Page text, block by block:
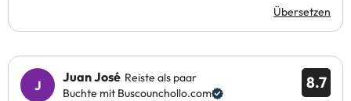
Übersetzen
8.7
Juan José Reiste als paar
Buchte mit Buscounchollo.com